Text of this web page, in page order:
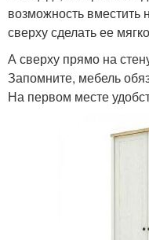
возможность вместить
сверху сделать ее
А сверху прямо на
Запомните, мебель
На первом месте